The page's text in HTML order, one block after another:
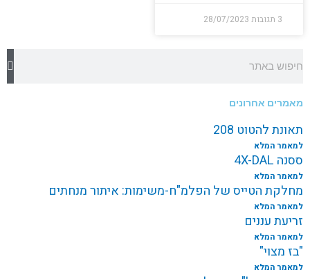
3 תגובות 28/07/2023
מאמרים אחרונים
תאונת להטוט 208
למאמר המלא
ססנה 4X-DAL
למאמר המלא
מחלקת הטייס של הפלמ"ח-משימות: איתור מנחתים
למאמר המלא
זריעת עננים
למאמר המלא
"בז מצוי"
למאמר המלא